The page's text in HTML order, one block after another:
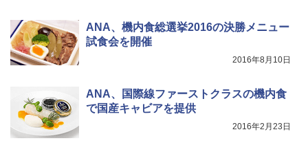
ANA、機内食総選挙2016の決勝メニュー
試食会を開催
2016年8月10日
ANA、国際線ファーストクラスの機内食
で国産キャビアを提供
2016年2月23日